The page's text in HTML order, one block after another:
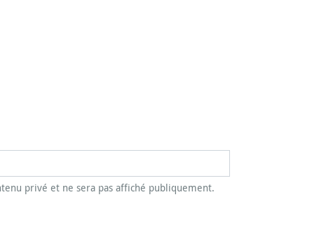
privé et ne sera pas affiché publiquement.